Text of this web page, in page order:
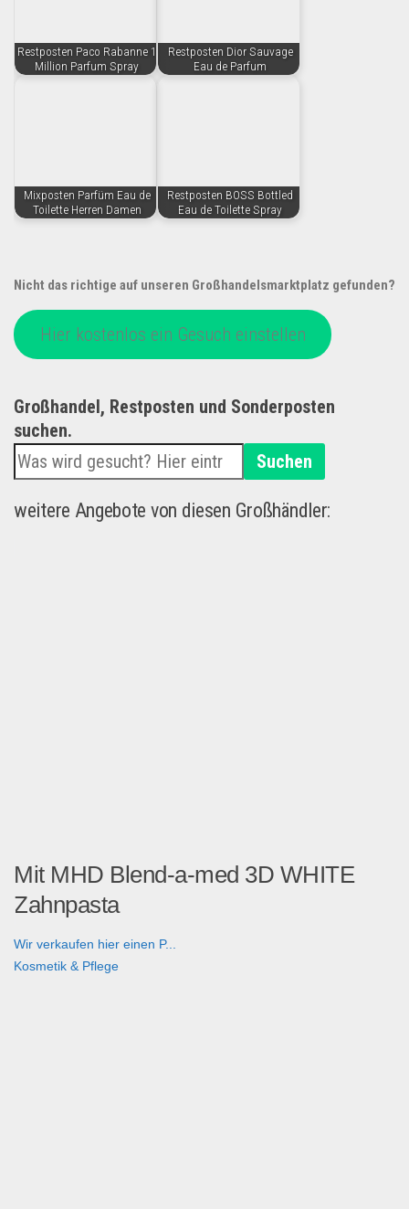
Restposten Paco Rabanne 1
Million Parfum Spray
Restposten Dior Sauvage
Eau de Parfum
Mixposten Parfüm Eau de
Toilette Herren Damen
Restposten BOSS Bottled
Eau de Toilette Spray
Nicht das richtige auf unseren Großhandelsmarktplatz gefunden?
Hier kostenlos ein Gesuch einstellen
Großhandel, Restposten und Sonderposten
suchen.
Suchen
weitere Angebote von diesen Großhändler:
Mit MHD Blend-a-med 3D WHITE
Zahnpasta
Wir verkaufen hier einen P...
Kosmetik & Pflege